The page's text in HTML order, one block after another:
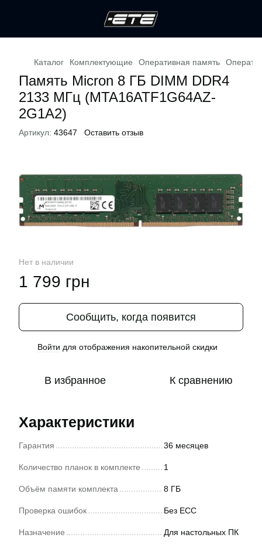
Каталог Комплектующие Оперативная память
Память Micron 8 ГБ DIMM DDR4
2133 МГц (MTA16ATF1G64AZ-
2G1A2)
Артикул: 43647 Оставить отзыв
Нет в наличии
1 799 грн
Сообщить, когда появится
Войти для отображения накопительной скидки
В избранное К сравнению
Характеристики
Гарантия 36 месяцев
Количество планок в комплекте 1
Объём памяти комплекта 8 ГБ
Проверка ошибок Без ECC
Назначение Для настольных ПК